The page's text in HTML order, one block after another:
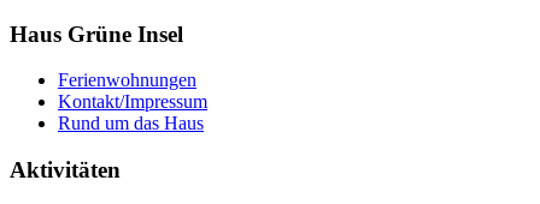
Haus Grüne Insel
Ferienwohnungen
Kontakt/Impressum
Rund um das Haus
Aktivitäten